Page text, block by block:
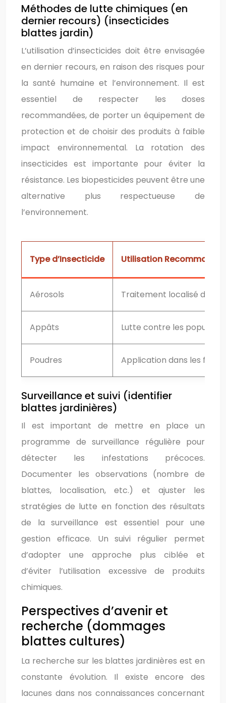
Méthodes de lutte chimiques (en
dernier recours) (insecticides
blattes jardin)
L’utilisation d’insecticides doit être envisagée
en dernier recours, en raison des risques pour
la santé humaine et l’environnement. Il est
essentiel de respecter les doses
recommandées, de porter un équipement de
protection et de choisir des produits à faible
impact environnemental. La rotation des
insecticides est importante pour éviter la
résistance. Les biopesticides peuvent être une
alternative plus respectueuse de
l’environnement.
Type d’Insecticide Utilisation
Aérosols Traitement localisé des
Appâts Lutte contre les
Poudres Application dans les
Surveillance et suivi (identifier
blattes jardinières)
Il est important de mettre en place un
programme de surveillance régulière pour
détecter les infestations précoces.
Documenter les observations (nombre de
blattes, localisation, etc.) et ajuster les
stratégies de lutte en fonction des résultats
de la surveillance est essentiel pour une
gestion efficace. Un suivi régulier permet
d’adopter une approche plus ciblée et
d’éviter l’utilisation excessive de produits
chimiques.
Perspectives d’avenir et
recherche (dommages
blattes cultures)
La recherche sur les blattes jardinières est en
constante évolution. Il existe encore des
lacunes dans nos connaissances concernant